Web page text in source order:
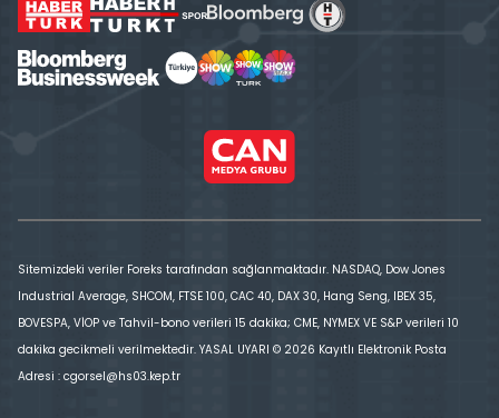
Sitemizdeki veriler Foreks tarafından sağlanmaktadır. NASDAQ, Dow Jones
Industrial Average, SHCOM, FTSE 100, CAC 40, DAX 30, Hang Seng, IBEX 35,
BOVESPA, VİOP ve Tahvil-bono verileri 15 dakika; CME, NYMEX VE S&P verileri 10
dakika gecikmeli verilmektedir. YASAL UYARI © 2026 Kayıtlı Elektronik Posta
Adresi : cgorsel@hs03.kep.tr